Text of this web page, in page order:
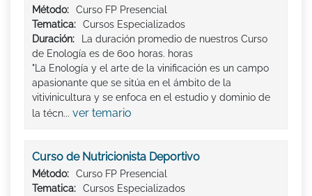
Método:
Curso FP Presencial
Tematica:
Cursos Especializados
Duración:
La duración promedio de nuestros Curso
de Enología es de 600 horas. horas
"La Enología y el arte de la vinificación es un campo
apasionante que se sitúa en el ámbito de la
vitivinicultura y se enfoca en el estudio y dominio de
la técn... ver temario
Curso de Nutricionista Deportivo
Método:
Curso FP Presencial
Tematica:
Cursos Especializados